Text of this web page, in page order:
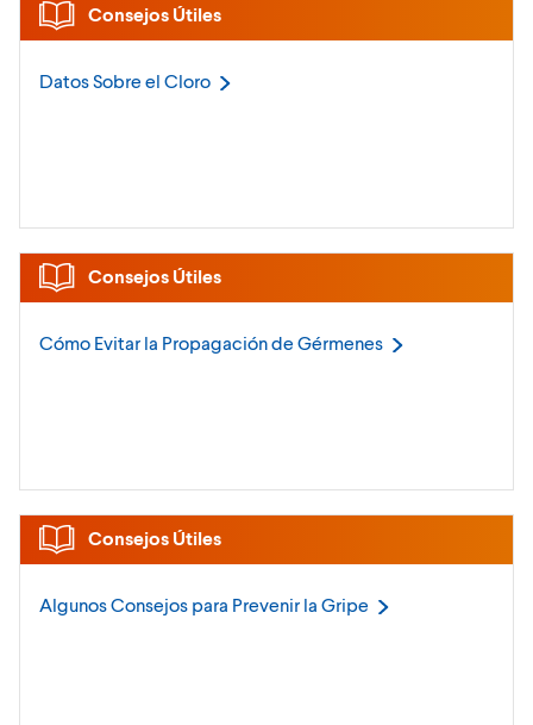
Consejos Útiles
Datos Sobre el Cloro
Consejos Útiles
Cómo Evitar la Propagación de Gérmenes
Consejos Útiles
Algunos Consejos para Prevenir la Gripe